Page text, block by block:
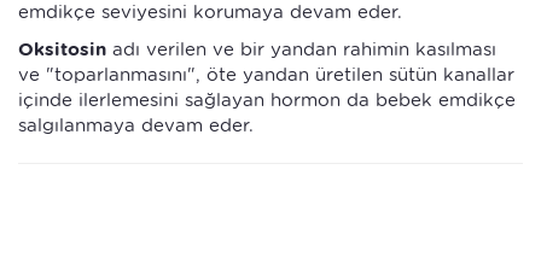
emdikçe seviyesini korumaya devam eder.
Oksitosin adı verilen ve bir yandan rahimin kasılması
ve "toparlanmasını", öte yandan üretilen sütün kanallar
içinde ilerlemesini sağlayan hormon da bebek emdikçe
salgılanmaya devam eder.